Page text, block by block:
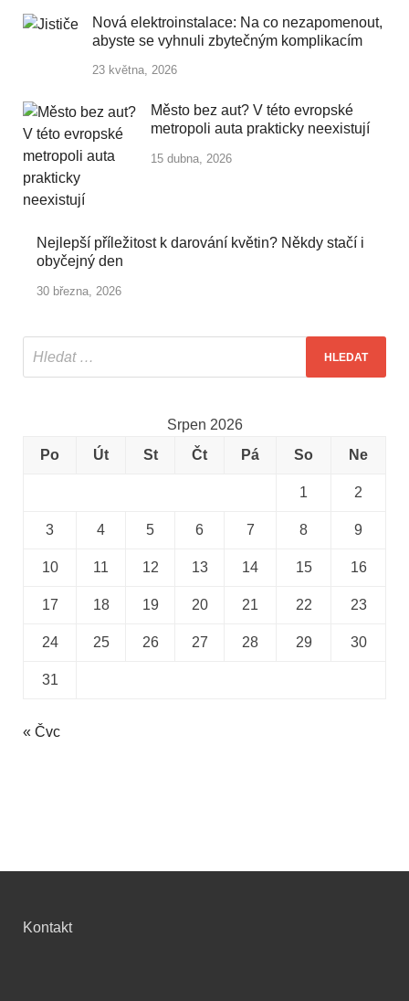
Nová elektroinstalace: Na co nezapomenout,
abyste se vyhnuli zbytečným komplikacím
23 května, 2026
Město bez aut? V této evropské
metropoli auta prakticky neexistují
15 dubna, 2026
Nejlepší příležitost k darování květin? Někdy stačí i
obyčejný den
30 března, 2026
Srpen 2026
Po
Út St Čt Pá So Ne
1 2
3 4 5 6 7 8 9
10 11 12 13 14 15 16
17 18 19 20 21 22 23
24 25 26 27 28 29 30
31
« Čvc
Kontakt